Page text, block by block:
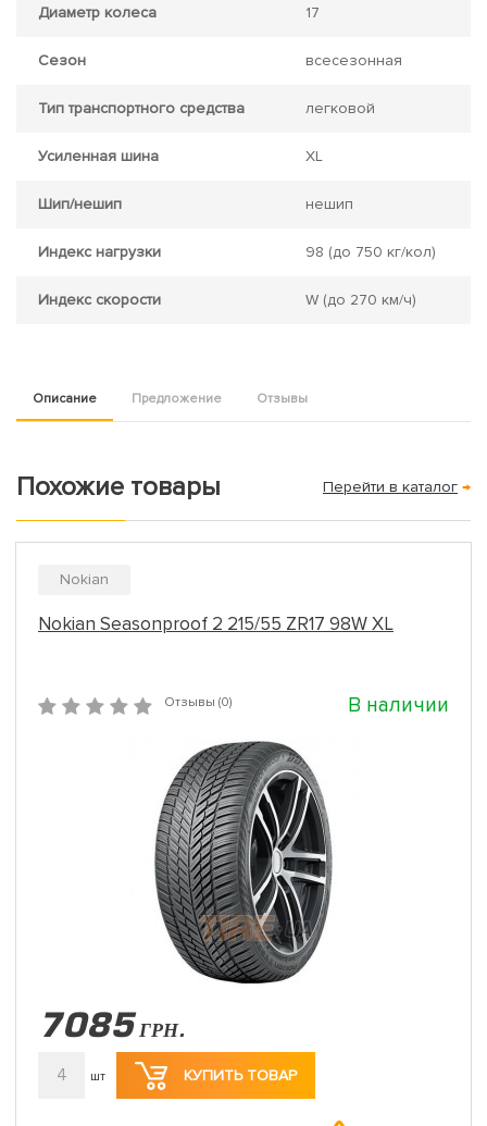
Диаметр колеса 17
Сезон всесезонная
Тип транспортного средства легковой
Усиленная шина XL
Шип/нешип нешип
Индекс нагрузки 98 (до 750 кг/кол)
Индекс скорости W (до 270 км/ч)
Описание Предложение Отзывы
Похожие товары Перейти в каталог →
Nokian
Nokian Seasonproof 2 215/55 ZR17 98W XL
Отзывы (0) В наличии
7085 ГРН.
4 шт КУПИТЬ ТОВАР